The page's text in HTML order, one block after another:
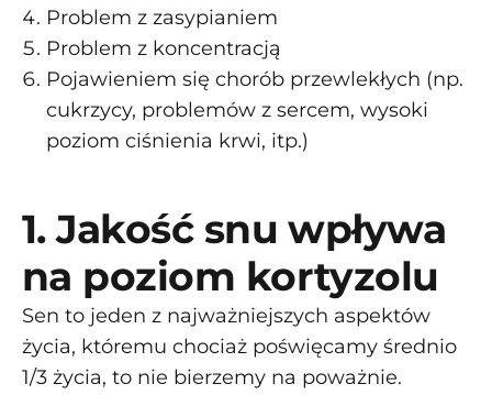
Problem z zasypianiem
Problem z koncentracją
Pojawieniem się chorób przewlekłych (np.
cukrzycy, problemów z sercem, wysoki
poziom ciśnienia krwi, itp.)
1. Jakość snu wpływa
na poziom kortyzolu
Sen to jeden z najważniejszych aspektów
życia, któremu chociaż poświęcamy średnio
1/3 życia, to nie bierzemy na poważnie.